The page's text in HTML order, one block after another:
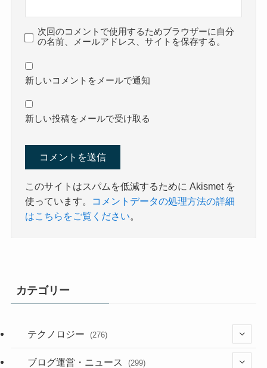
次回のコメントで使用するためブラウザーに自分
の名前、メールアドレス、サイトを保存する。
新しいコメントをメールで通知
新しい投稿をメールで受け取る
このサイトはスパムを低減するために Akismet を
使っています。
コメントデータの処理方法の詳細
はこちらをご覧ください。
カテゴリー
テクノロジー (276)
(36)
ブログ運営・ニュース (299)